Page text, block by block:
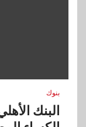
بنوك
البنك